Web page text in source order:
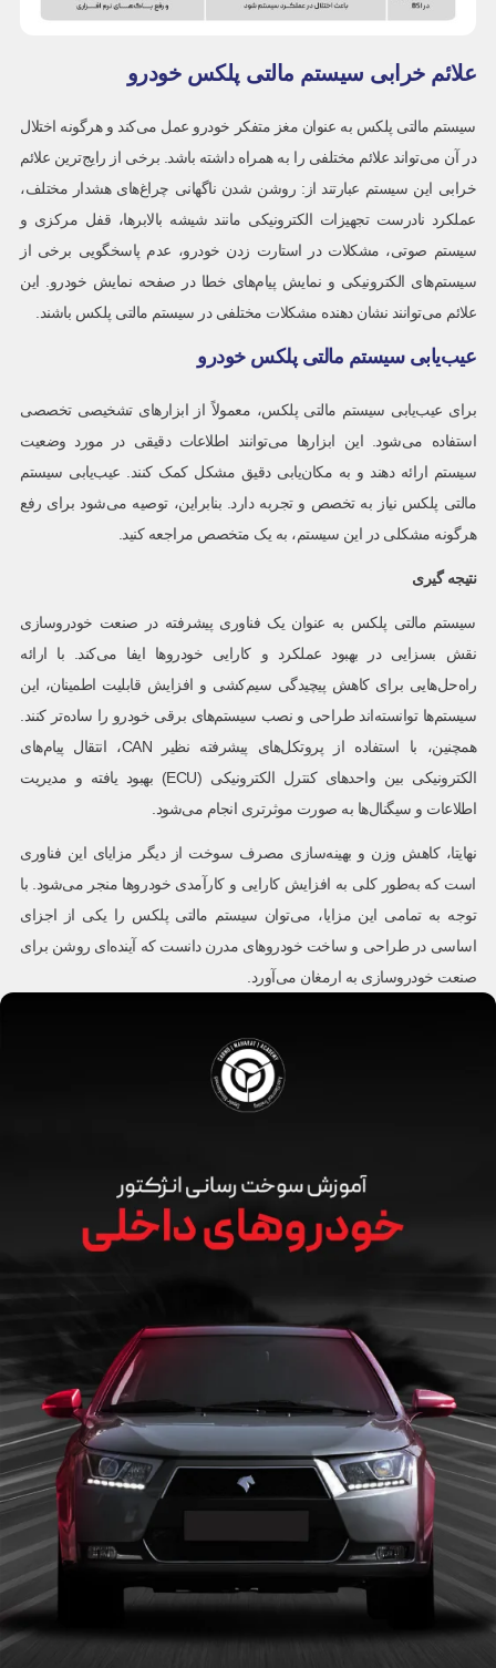
علائم خرابی سیستم مالتی پلکس خودرو
سیستم مالتی پلکس به عنوان مغز متفکر خودرو عمل می‌کند و هرگونه اختلال
در آن می‌تواند علائم مختلفی را به همراه داشته باشد. برخی از رایج‌ترین علائم
خرابی این سیستم عبارتند از: روشن شدن ناگهانی چراغ‌های هشدار مختلف،
عملکرد نادرست تجهیزات الکترونیکی مانند شیشه بالابرها، قفل مرکزی و
سیستم صوتی، مشکلات در استارت زدن خودرو، عدم پاسخگویی برخی از
سیستم‌های الکترونیکی و نمایش پیام‌های خطا در صفحه نمایش خودرو. این
علائم می‌توانند نشان دهنده مشکلات مختلفی در سیستم مالتی پلکس باشند.
عیب‌یابی سیستم مالتی پلکس خودرو
برای عیب‌یابی سیستم مالتی پلکس، معمولاً از ابزارهای تشخیصی تخصصی
استفاده می‌شود. این ابزارها می‌توانند اطلاعات دقیقی در مورد وضعیت
سیستم ارائه دهند و به مکان‌یابی دقیق مشکل کمک کنند. عیب‌یابی سیستم
مالتی پلکس نیاز به تخصص و تجربه دارد. بنابراین، توصیه می‌شود برای رفع
هرگونه مشکلی در این سیستم، به یک متخصص مراجعه کنید.
نتیجه گیری
سیستم مالتی پلکس به عنوان یک فناوری پیشرفته در صنعت خودروسازی
نقش بسزایی در بهبود عملکرد و کارایی خودروها ایفا می‌کند. با ارائه
راه‌حل‌هایی برای کاهش پیچیدگی سیم‌کشی و افزایش قابلیت اطمینان، این
سیستم‌ها توانسته‌اند طراحی و نصب سیستم‌های برقی خودرو را ساده‌تر کنند.
همچنین، با استفاده از پروتکل‌های پیشرفته نظیر CAN، انتقال پیام‌های
الکترونیکی بین واحدهای کنترل الکترونیکی (ECU) بهبود یافته و مدیریت
اطلاعات و سیگنال‌ها به صورت موثرتری انجام می‌شود.
نهایتا، کاهش وزن و بهینه‌سازی مصرف سوخت از دیگر مزایای این فناوری
است که به‌طور کلی به افزایش کارایی و کارآمدی خودروها منجر می‌شود. با
توجه به تمامی این مزایا، می‌توان سیستم مالتی پلکس را یکی از اجزای
اساسی در طراحی و ساخت خودروهای مدرن دانست که آینده‌ای روشن برای
صنعت خودروسازی به ارمغان می‌آورد.